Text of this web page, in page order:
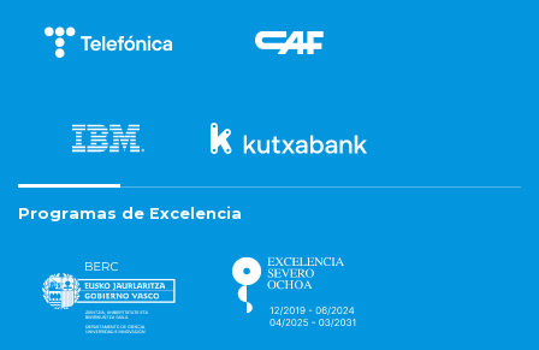
Programas de Excelencia